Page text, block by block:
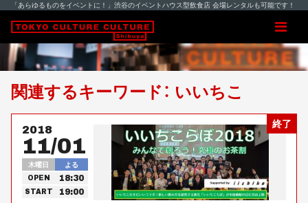
「あらゆるものをイベントに！」渋谷のイベントハウス型飲食店 会場レンタルも可能です！
関連するキーワード： いいちこ
終了
2018
11/01
木曜日 よる
OPEN 18:30
START 19:00